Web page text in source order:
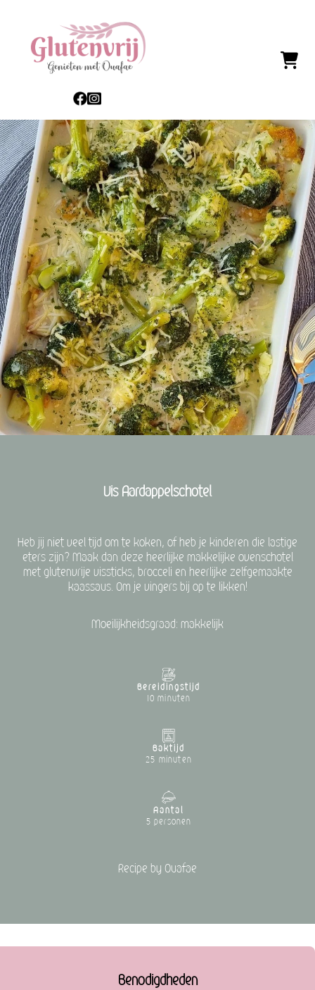
Vis Aardappelschotel
Heb jij niet veel tijd om te koken, of heb je kinderen die lastige
eters zijn? Maak dan deze heerlijke makkelijke ovenschotel
met glutenvrije vissticks, brocceli en heerlijke zelfgemaakte
kaassaus. Om je vingers bij op te likken!
Moeilijkheidsgraad: makkelijk
Bereidingstijd
10 minuten
Baktijd
25 minuten
Aantal
5 personen
Recipe by Ouafae
Benodigdheden